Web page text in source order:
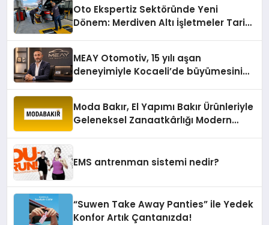
Oto Ekspertiz Sektöründe Yeni
Dönem: Merdiven Altı İşletmeler Tarih
MEAY Otomotiv, 15 yılı aşan
deneyimiyle Kocaeli’de büyümesini
Moda Bakır, El Yapımı Bakır Ürünleriyle
Geleneksel Zanaatkârlığı Modern
EMS antrenman sistemi nedir?
“Suwen Take Away Panties” ile Yedek
Konfor Artık Çantanızda!